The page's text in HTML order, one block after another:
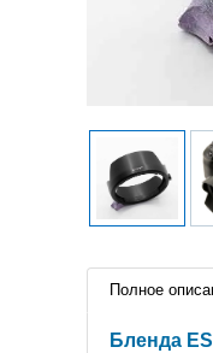
Полное
Бленда